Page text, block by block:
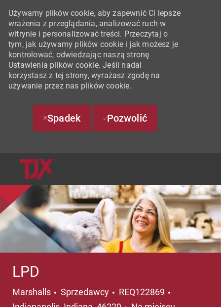
Używamy plików cookie, aby zapewnić Ci lepsze
wrażenia z przeglądania, analizować ruch w
witrynie i personalizować treści. Przeczytaj o
tym, jak używamy plików cookie i jak możesz je
kontrolować, odwiedzając naszą stronę
Ustawienia plików cookie. Jeśli nadal
korzystasz z tej strony, wyrażasz zgodę na
używanie przez nas plików cookie.
Spadek Pozwolić
LPD
Marshalls Kategoria
Sprzedawcy REQ122869